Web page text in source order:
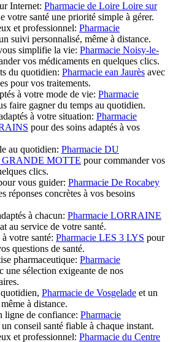
Internet: Pharmacie de Loire Loire sur
votre santé une priorité simple à gérer.
et professionnel: Pharmacie
suivi personnalisé, même à distance.
simplifie la vie: Pharmacie Noisy-le-
vos médicaments en quelques clics.
du quotidien: Pharmacie ean Jaurès avec
pour vos traitements.
à votre mode de vie: Pharmacie
faire gagner du temps au quotidien.
à votre situation: Pharmacie
pour des soins adaptés à vos
au quotidien: Pharmacie DU
MOTTE pour commander vos
clics.
vous guider: Pharmacie De Rocabey
réponses concrètes à vos besoins
à chacun: Pharmacie LORRAINE
au service de votre santé.
votre santé: Pharmacie LES 3 LYS pour
questions de santé.
pharmaceutique: Pharmacie
une sélection exigeante de nos
Pharmacie de Vosgelade et un
à distance.
ligne de confiance: Pharmacie
conseil santé fiable à chaque instant.
et professionnel: Pharmacie du Centre